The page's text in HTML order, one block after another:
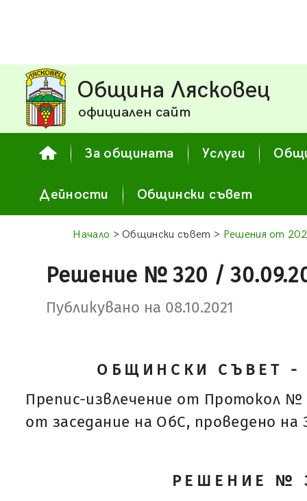
Община Лясковец
официален сайт
За общината Услуги
Дейности Общински съвет
Начало > Общински съвет > Решения от
Решение № 320 /
Публикувано на 08.10.2021
ОБЩИНСКИ СЪВЕТ -
Препис-извлечение от Протокол №
от заседание на ОбС, проведено на
РЕШЕНИЕ №